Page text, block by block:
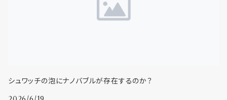
シュワッチの泡にナノバブルが存在するのか？